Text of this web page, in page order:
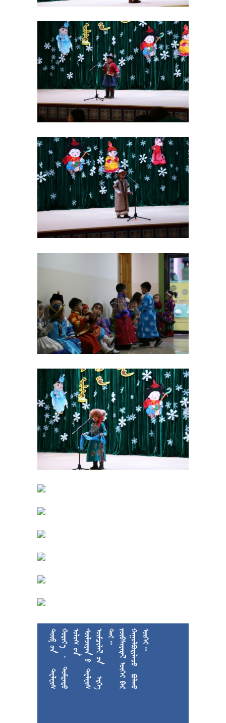

































































  






































 